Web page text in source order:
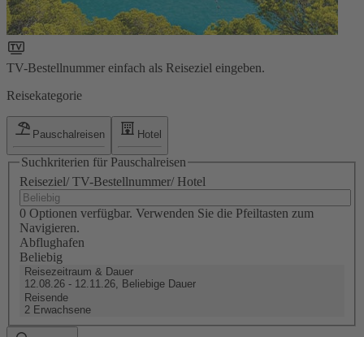
TV-Bestellnummer einfach als Reiseziel eingeben.
Reisekategorie
Pauschalreisen Hotel
Suchkriterien für Pauschalreisen
Reiseziel/ TV-Bestellnummer/ Hotel
0 Optionen verfügbar. Verwenden Sie die Pfeiltasten zum
Navigieren.
Abflughafen
Beliebig
Reisezeitraum & Dauer
12.08.26 - 12.11.26, Beliebige Dauer
Reisende
2 Erwachsene